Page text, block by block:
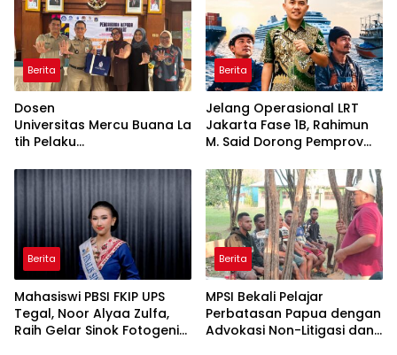
Berita
Dosen
Universitas Mercu Buana La
tih Pelaku
Lewat Kemasan
Berita
Jelang Operasional LRT
Jakarta Fase 1B, Rahimun
M. Said Dorong Pemprov
Economic Corridor
Initiative
Berita
Mahasiswi PBSI FKIP UPS
Tegal, Noor Alyaa Zulfa,
Raih Gelar Sinok Fotogenik
Berita
MPSI Bekali Pelajar
Perbatasan Papua dengan
Advokasi Non-Litigasi dan